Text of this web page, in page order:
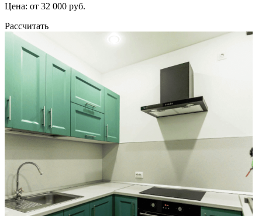
Цена: от 32 000 руб.
Рассчитать